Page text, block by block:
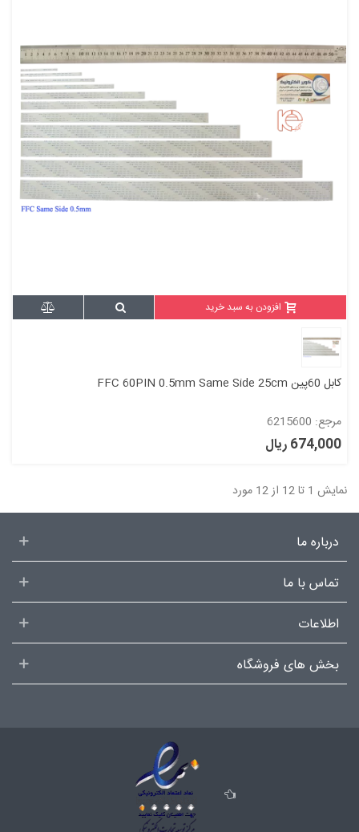
افزودن به سبد خرید
کابل 60پین FFC 60PIN 0.5mm Same Side 25cm
مرجع: 6215600
674,000 ریال
نمایش 1 تا 12 از 12 مورد
درباره ما
تماس با ما
اطلاعات
بخش های فروشگاه